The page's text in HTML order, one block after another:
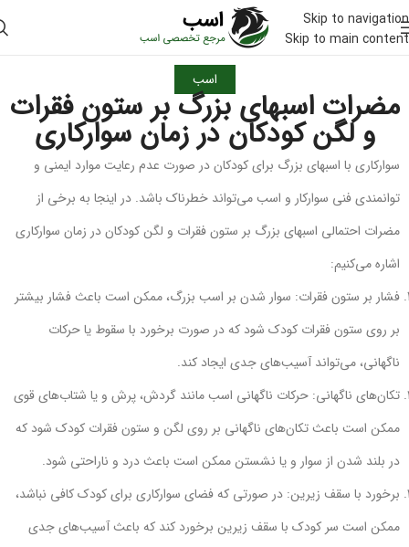
Skip to navigation
Skip to main content
اسب
مضرات اسبهای بزرگ بر ستون فقرات
و لگن کودکان در زمان سوارکاری
سوارکاری با اسبهای بزرگ برای کودکان در صورت عدم رعایت موارد ایمنی و
توانمندی فنی سوارکار و اسب می‌تواند خطرناک باشد. در اینجا به برخی از
مضرات احتمالی اسبهای بزرگ بر ستون فقرات و لگن کودکان در زمان سوارکاری
اشاره می‌کنیم:
فشار بر ستون فقرات: سوار شدن بر اسب بزرگ، ممکن است باعث فشار بیشتر
بر روی ستون فقرات کودک شود که در صورت برخورد با سقوط یا حرکات
ناگهانی، می‌تواند آسیب‌های جدی ایجاد کند.
تکان‌های ناگهانی: حرکات ناگهانی اسب مانند گردش، پرش و یا شتاب‌های قوی
ممکن است باعث تکان‌های ناگهانی بر روی لگن و ستون فقرات کودک شود که
در بلند شدن از سوار و یا نشستن ممکن است باعث درد و ناراحتی شود.
برخورد با سقف زیرین: در صورتی که فضای سوارکاری برای کودک کافی نباشد،
ممکن است سر کودک با سقف زیرین برخورد کند که باعث آسیب‌های جدی